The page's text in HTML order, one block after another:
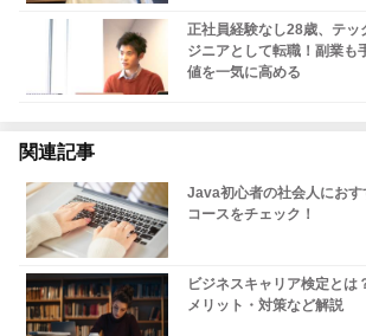
正社員経験なし28歳、テッ
ジニアとして転職！副業も
値を一気に高める
関連記事
Java初心者の社会人にお
コースをチェック！
ビジネスキャリア検定とは
メリット・対策など解説